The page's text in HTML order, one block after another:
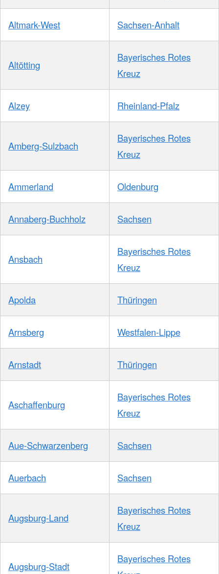
Altmark-West Sachsen-Anhalt
Altötting
Bayerisches Rotes
Kreuz
Alzey Rheinland-Pfalz
Amberg-Sulzbach
Bayerisches Rotes
Kreuz
Ammerland Oldenburg
Annaberg-Buchholz Sachsen
Ansbach
Bayerisches Rotes
Kreuz
Apolda Thüringen
Arnsberg Westfalen-Lippe
Arnstadt Thüringen
Aschaffenburg
Bayerisches Rotes
Kreuz
Aue-Schwarzenberg Sachsen
Auerbach Sachsen
Augsburg-Land
Bayerisches Rotes
Kreuz
Augsburg-Stadt
Bayerisches Rotes